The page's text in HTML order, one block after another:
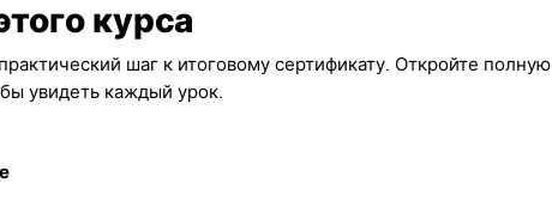
курса
шаг к итоговому сертификату. Откройте полную
увидеть каждый урок.